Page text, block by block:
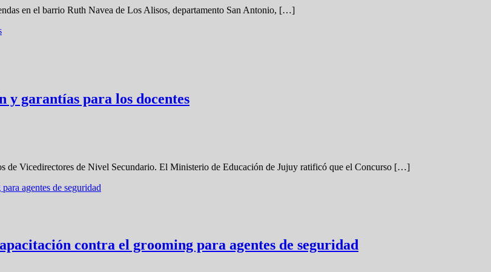
en el barrio Ruth Navea de Los Alisos, departamento San Antonio, […]
y garantías para los docentes
de Vicedirectores de Nivel Secundario. El Ministerio de Educación de Jujuy ratificó que el Concurso […]
contra el grooming para agentes de seguridad